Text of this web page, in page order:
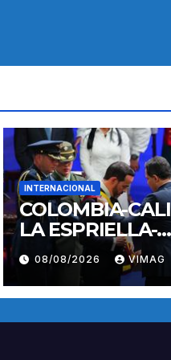
INTERNACIONAL
COLOMBIA-
LA ESPRIELLA-
TOMA DE
08/08/2026 VIMAG